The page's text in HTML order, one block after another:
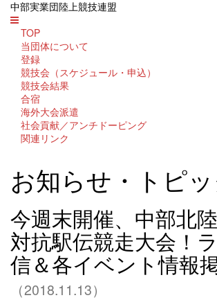
中部実業団陸上競技連盟
TOP
当団体について
登録
競技会（スケジュール・申込）
競技会結果
合宿
海外大会派遣
社会貢献／アンチドーピング
関連リンク
お知らせ・トピ
今週末開催、中部北
対抗駅伝競走大会！
信＆各イベント情報
（2018.11.13）